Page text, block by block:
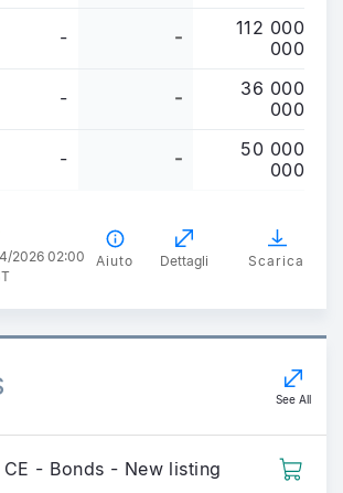
- -
112 000
000
- -
36 000
000
- -
50 000
000
2026 02:00
Aiuto Dettagli Scarica
See All
CE - Bonds - New listing